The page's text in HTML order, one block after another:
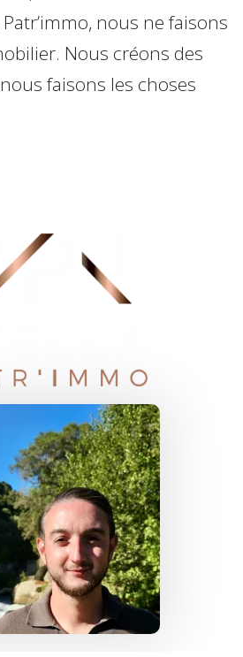
nous ne faisons
Nous créons des
faisons les choses